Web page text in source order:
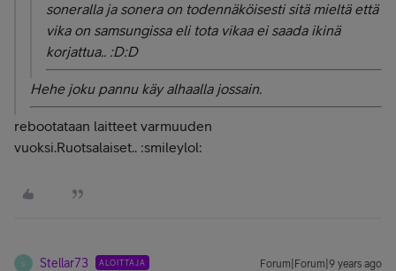
soneralla ja sonera on todennäköisesti sitä mieltä että
vika on samsungissa eli tota vikaa ei saada ikinä
korjattua.. :D:D
Hehe joku pannu käy alhaalla jossain.
rebootataan laitteet varmuuden
vuoksi.Ruotsalaiset.. :smileylol:
S Stellar73 ALOITTAJA Forum|Forum|9 years ago